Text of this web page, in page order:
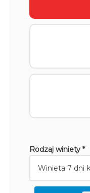
Rodzaj winiety *